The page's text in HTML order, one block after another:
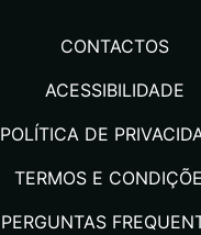
CONTACTOS
ACESSIBILIDADE
POLÍTICA DE
TERMOS E
PERGUNTAS